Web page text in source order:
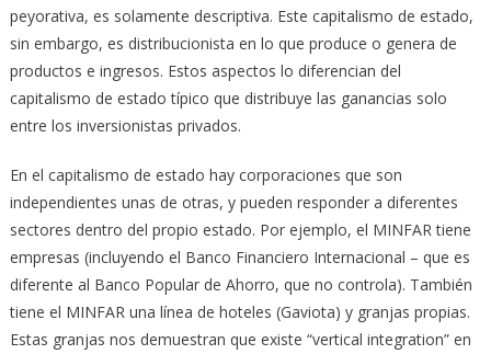
peyorativa, es solamente descriptiva. Este capitalismo de estado,
sin embargo, es distribucionista en lo que produce o genera de
productos e ingresos. Estos aspectos lo diferencian del
capitalismo de estado típico que distribuye las ganancias solo
entre los inversionistas privados.
En el capitalismo de estado hay corporaciones que son
independientes unas de otras, y pueden responder a diferentes
sectores dentro del propio estado. Por ejemplo, el MINFAR tiene
empresas (incluyendo el Banco Financiero Internacional – que es
diferente al Banco Popular de Ahorro, que no controla). También
tiene el MINFAR una línea de hoteles (Gaviota) y granjas propias.
Estas granjas nos demuestran que existe “vertical integration” en